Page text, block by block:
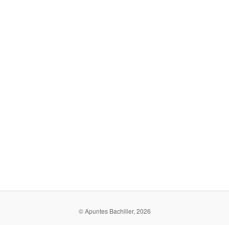
© Apuntes Bachiller, 2026